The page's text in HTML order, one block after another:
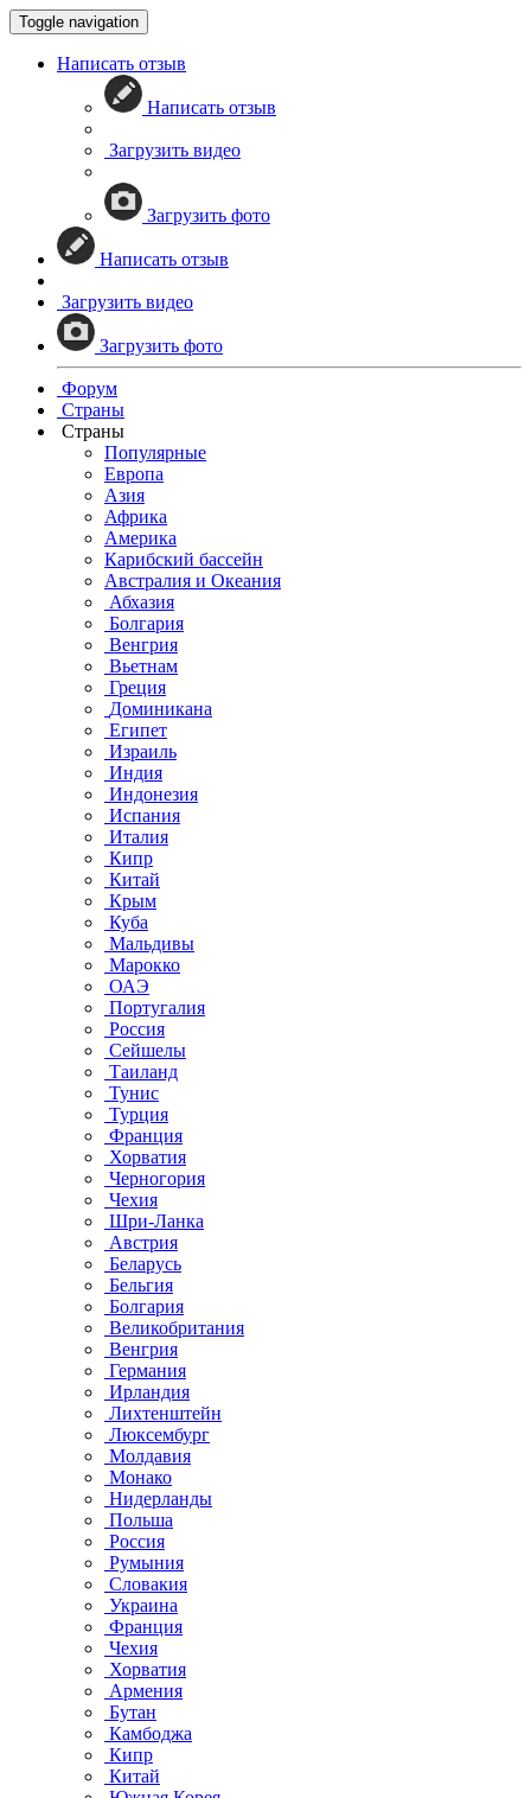
Toggle navigation
Написать отзыв
Написать отзыв
Загрузить видео
Загрузить фото
Написать отзыв
Загрузить видео
Загрузить фото
Форум
Страны
Страны
Популярные
Европа
Азия
Африка
Америка
Карибский бассейн
Австралия и Океания
Абхазия
Болгария
Венгрия
Вьетнам
Греция
Доминикана
Египет
Израиль
Индия
Индонезия
Испания
Италия
Кипр
Китай
Крым
Куба
Мальдивы
Марокко
ОАЭ
Португалия
Россия
Сейшелы
Таиланд
Тунис
Турция
Франция
Хорватия
Черногория
Чехия
Шри-Ланка
Австрия
Беларусь
Бельгия
Болгария
Великобритания
Венгрия
Германия
Ирландия
Лихтенштейн
Люксембург
Молдавия
Монако
Нидерланды
Польша
Россия
Румыния
Словакия
Украина
Франция
Чехия
Хорватия
Армения
Бутан
Камбоджа
Кипр
Китай